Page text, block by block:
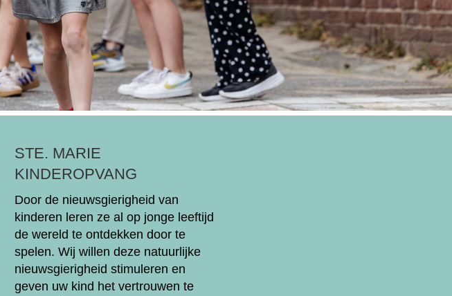
STE. MARIE
KINDEROPVANG
Door de nieuwsgierigheid van
kinderen leren ze al op jonge leeftijd
de wereld te ontdekken door te
spelen. Wij willen deze natuurlijke
nieuwsgierigheid stimuleren en
geven uw kind het vertrouwen te